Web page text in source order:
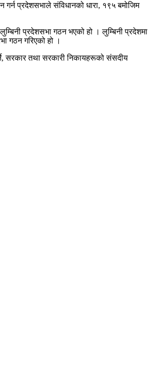
प्रदेशसभाले संविधानको धारा, १९५ बमोजिम
प्रदेशसभा गठन भएको हो । लुम्बिनी प्रदेशमा
गठन गरिएको हो ।
सरकार तथा सरकारी निकायहरूको संसदीय